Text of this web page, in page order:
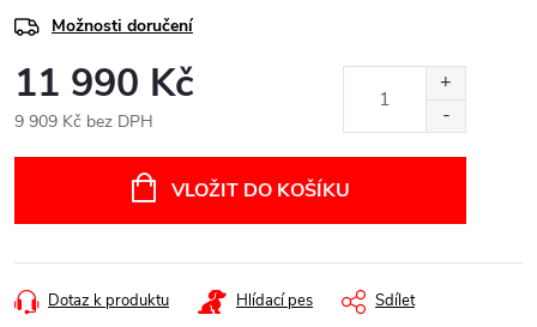
Možnosti doručení
11 990 Kč
9 909 Kč bez DPH
VLOŽIT DO KOŠÍKU
Dotaz k produktu Hlídací pes Sdílet